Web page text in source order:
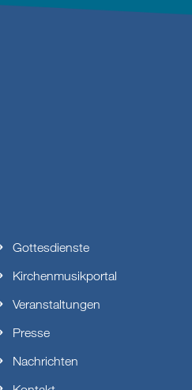
Gottesdienste
Kirchenmusikportal
Veranstaltungen
Presse
Nachrichten